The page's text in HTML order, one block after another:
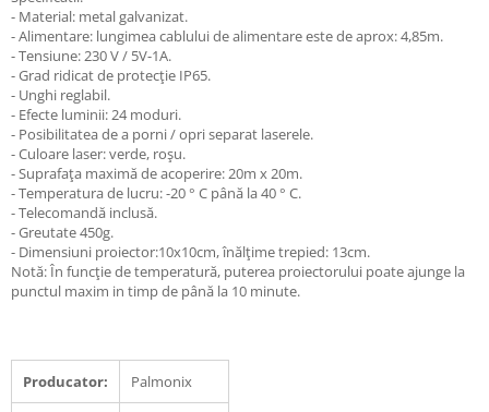
- Material: metal galvanizat.
- Alimentare: lungimea cablului de alimentare este de aprox: 4,85m.
- Tensiune: 230 V / 5V-1A.
- Grad ridicat de protecție IP65.
- Unghi reglabil.
- Efecte luminii: 24 moduri.
- Posibilitatea de a porni / opri separat laserele.
- Culoare laser: verde, roșu.
- Suprafața maximă de acoperire: 20m x 20m.
- Temperatura de lucru: -20 ° C până la 40 ° C.
- Telecomandă inclusă.
- Greutate 450g.
- Dimensiuni proiector:10x10cm, înălțime trepied: 13cm.
Notă: În funcție de temperatură, puterea proiectorului poate ajunge la
punctul maxim in timp de până la 10 minute.
Producator: Palmonix